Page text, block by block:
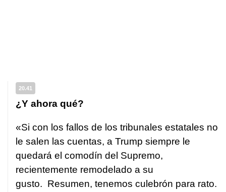
20.41
¿Y ahora qué?
«Si con los fallos de los tribunales estatales no
le salen las cuentas, a Trump siempre le
quedará el comodín del Supremo,
recientemente remodelado a su
gusto. Resumen, tenemos culebrón para rato.